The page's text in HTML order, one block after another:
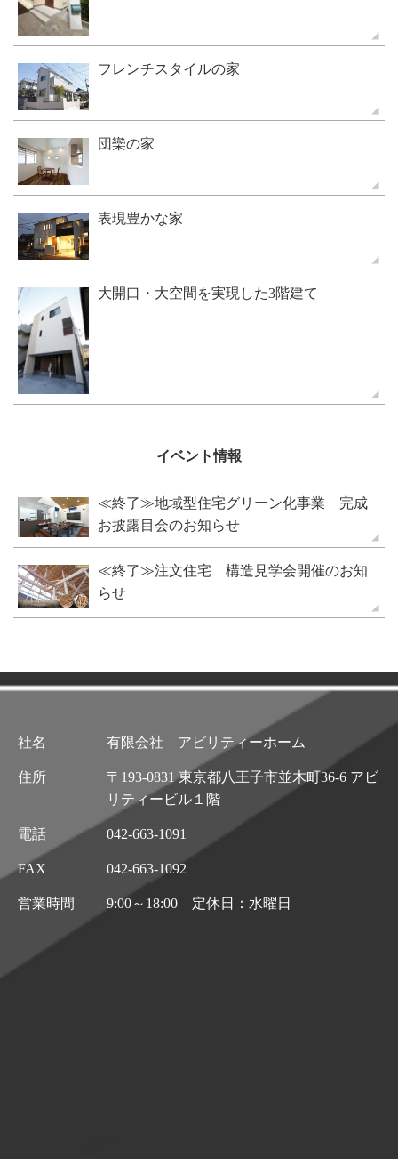
フレンチスタイルの家
団欒の家
表現豊かな家
大開口・大空間を実現した3階建て
イベント情報
≪終了≫地域型住宅グリーン化事業 完成
お披露目会のお知らせ
≪終了≫注文住宅 構造見学会開催のお知
らせ
社名 有限会社 アビリティーホーム
住所
〒193-0831 東京都八王子市並木町36-6 アビ
リティービル１階
電話 042-663-1091
FAX 042-663-1092
営業時間 9:00～18:00 定休日：水曜日